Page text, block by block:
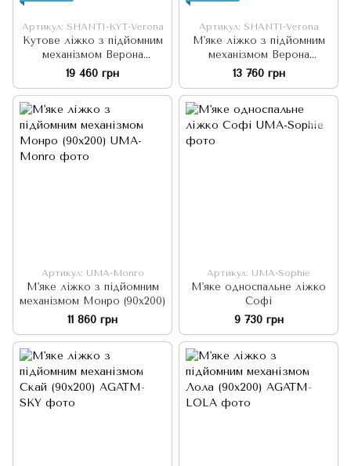
Артикул: SHANTI-KYT-Verona
Кутове ліжко з підйомним
механізмом Верона
(90х200)
19 460 грн
Артикул: SHANTI-Verona
М'яке ліжко з підйомним
механізмом Верона
(90х200)
13 760 грн
Артикул: UMA-Monro
М'яке ліжко з підйомним
механізмом Монро (90x200)
11 860 грн
Артикул: UMA-Sophie
М'яке односпальне ліжко
Софі
9 730 грн